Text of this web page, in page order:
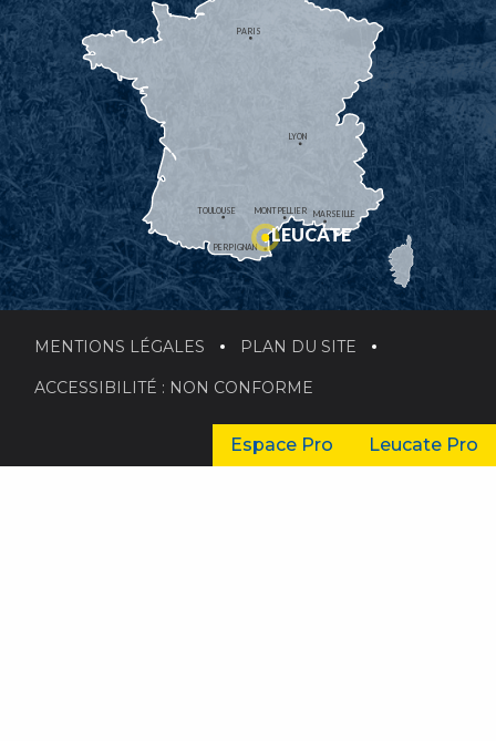
MONTPELLIER
PERPIGNAN
MARSEILLE
TOULOUSE
LYON
PARIS
LEUCATE
MENTIONS LÉGALES PLAN DU SITE
ACCESSIBILITÉ : NON CONFORME
Espace Pro Leucate Pro